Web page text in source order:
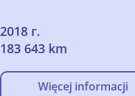
2018 г.
183 643 km
Więcej informacji